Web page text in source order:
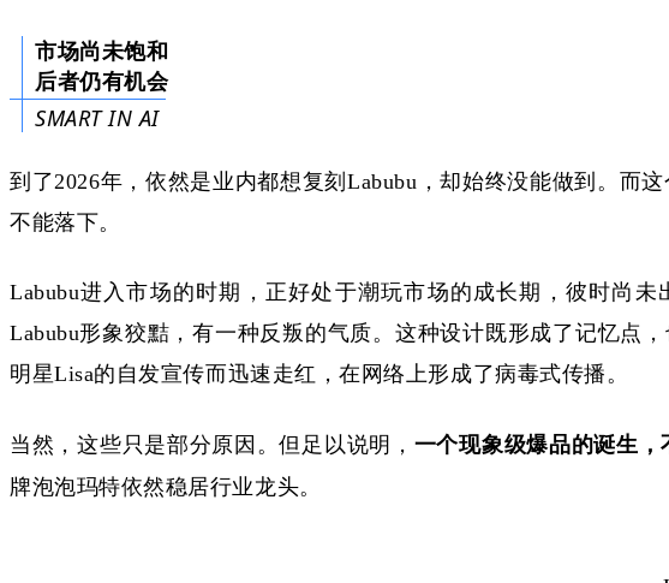
市场尚未饱和
后者仍有机会
SMART IN AI
到了2026年，依然是业内都想复刻Labubu，却始终没能做到。而
不能落下。
Labubu进入市场的时期，正好处于潮玩市场的成长期，彼时尚
Labubu形象狡黠，有一种反叛的气质。这种设计既形成了记忆点
明星Lisa的自发宣传而迅速走红，在网络上形成了病毒式传播。
当然，这些只是部分原因。但足以说明， 一个现象级爆品的诞生
牌泡泡玛特依然稳居行业龙头。